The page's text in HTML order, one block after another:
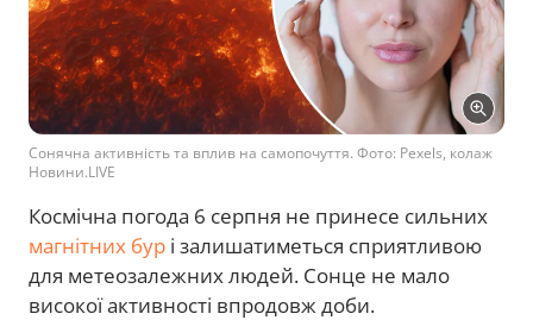
Сонячна активність та вплив на самопочуття. Фото: Pexels, колаж
Новини.LIVE
Космічна погода 6 серпня не принесе сильних
магнітних бур і залишатиметься сприятливою
для метеозалежних людей. Сонце не мало
високої активності впродовж доби.